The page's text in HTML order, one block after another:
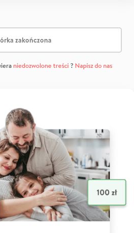
zakończona
niedozwolone treści? Napisz do nas